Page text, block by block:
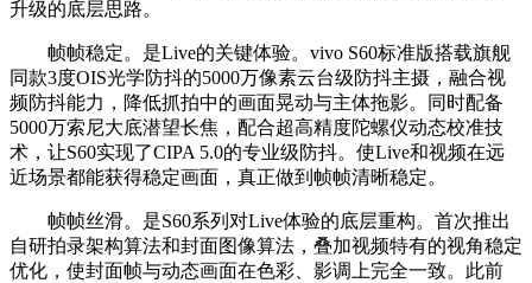
升级的底层思路。
帧帧稳定。是Live的关键体验。vivo S60标准版搭载旗舰
同款3度OIS光学防抖的5000万像素云台级防抖主摄，融合视
频防抖能力，降低抓拍中的画面晃动与主体拖影。同时配备
5000万索尼大底潜望长焦，配合超高精度陀螺仪动态校准技
术，让S60实现了CIPA 5.0的专业级防抖。使Live和视频在远
近场景都能获得稳定画面，真正做到帧帧清晰稳定。
帧帧丝滑。是S60系列对Live体验的底层重构。首次推出
自研拍录架构算法和封面图像算法，叠加视频特有的视角稳定
优化，使封面帧与动态画面在色彩、影调上完全一致。此前